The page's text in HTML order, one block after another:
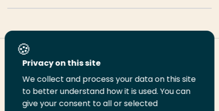
Deel deze pagina
DeelDeelDeelEmailPrint
Privacy on this site
We collect and process your data on this site
to better understand how it is used. You can
give your consent to all or selected